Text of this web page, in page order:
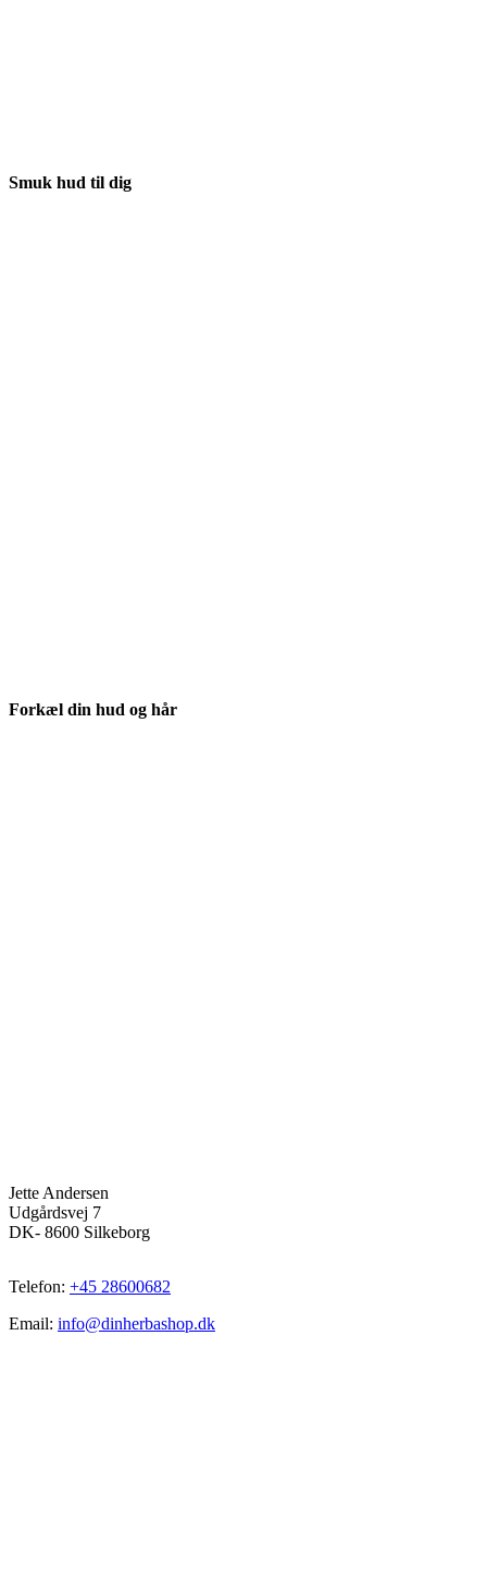
Smuk hud til dig
Forkæl din hud og hår
Jette Andersen
Udgårdsvej 7
DK- 8600 Silkeborg
Telefon: +45 28600682
Email: info@dinherbashop.dk